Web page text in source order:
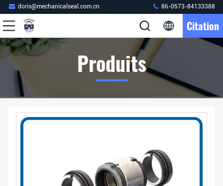
doris@mechanicalseal.com.cn 86-0573-84133388
Citation
Produits